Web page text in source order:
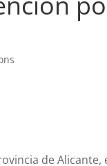
de Alicante,